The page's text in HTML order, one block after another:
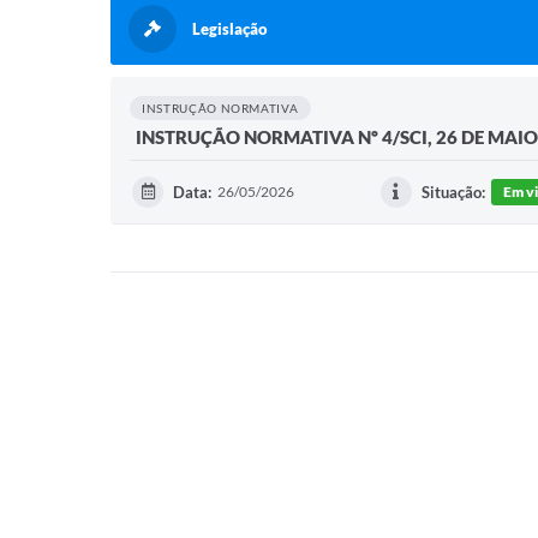
Legislação
INSTRUÇÃO NORMATIVA
INSTRUÇÃO NORMATIVA Nº 4/SCI, 26 DE
Data: 26/05/2026 Situação: Em